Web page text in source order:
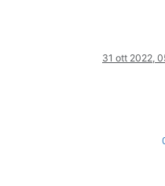
31 ott 2022,